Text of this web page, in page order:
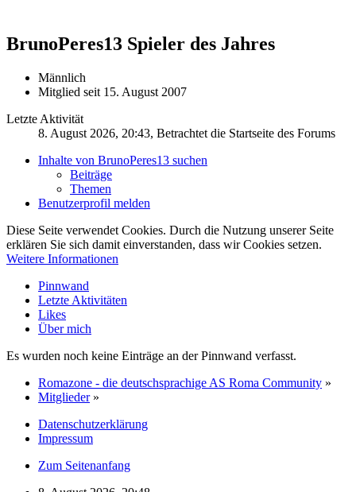
BrunoPeres13 Spieler des Jahres
Männlich
Mitglied seit 15. August 2007
Letzte Aktivität
8. August 2026, 20:43, Betrachtet die Startseite des Forums
Inhalte von BrunoPeres13 suchen
Beiträge
Themen
Benutzerprofil melden
Diese Seite verwendet Cookies. Durch die Nutzung unserer Seite
erklären Sie sich damit einverstanden, dass wir Cookies setzen.
Weitere Informationen
Pinnwand
Letzte Aktivitäten
Likes
Über mich
Es wurden noch keine Einträge an der Pinnwand verfasst.
Romazone - die deutschsprachige AS Roma Community »
Mitglieder »
Datenschutzerklärung
Impressum
Zum Seitenanfang